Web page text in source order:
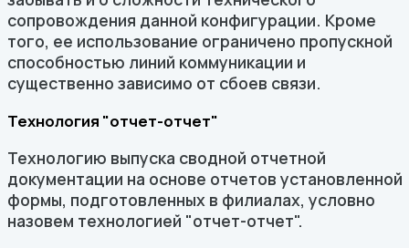
сопровождения данной конфигурации. Кроме
того, ее использование ограничено пропускной
способностью линий коммуникации и
существенно зависимо от сбоев связи.
Технология "отчет-отчет"
Технологию выпуска сводной отчетной
документации на основе отчетов установленной
формы, подготовленных в филиалах, условно
назовем технологией "отчет-отчет".